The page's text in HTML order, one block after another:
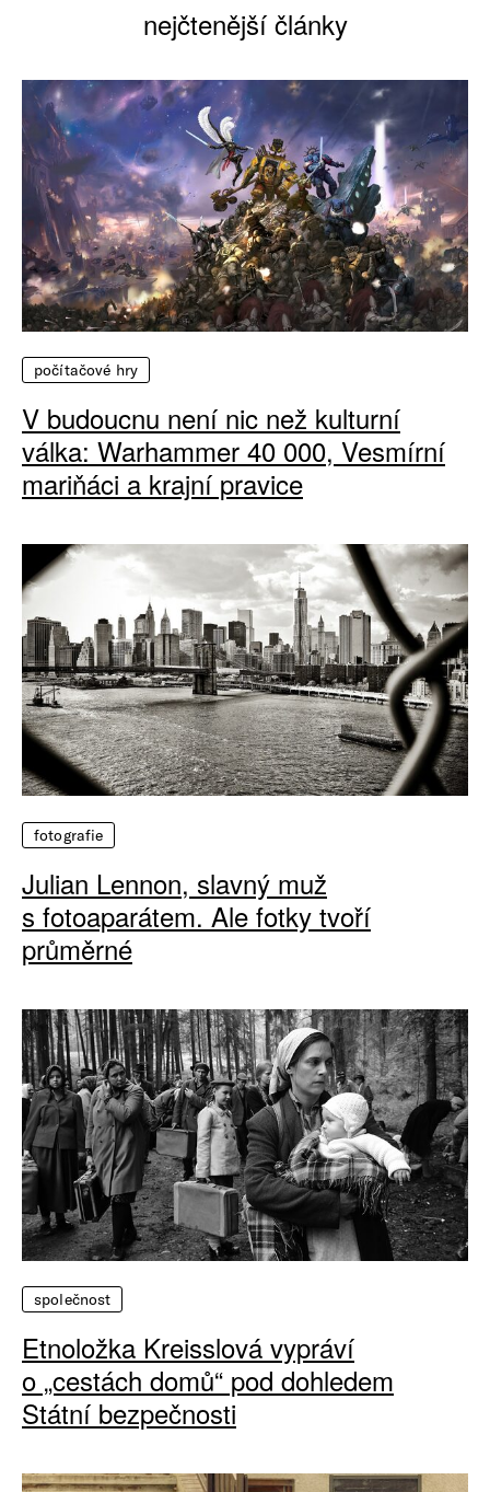
nejčtenější články
počítačové hry
V budoucnu není nic než kulturní
válka: Warhammer 40 000, Vesmírní
mariňáci a krajní pravice
fotografie
Julian Lennon, slavný muž
s fotoaparátem. Ale fotky tvoří
průměrné
společnost
Etnoložka Kreisslová vypráví
o „cestách domů“ pod dohledem
Státní bezpečnosti